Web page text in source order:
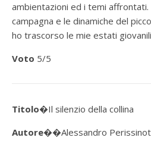
ambientazioni ed i temi
campagna e le dinamiche del
ho trascorso le mie estati
Voto 5/5
Titolo�Il silenzio della collina
Autore��Alessandro